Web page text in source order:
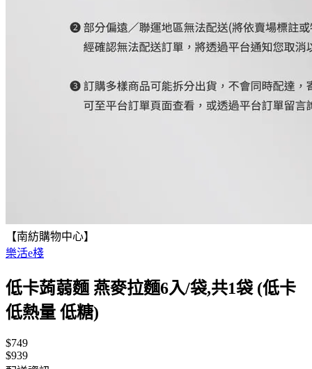
【南紡購物中心】
樂活e棧
低卡蒟蒻麵 燕麥拉麵6入/袋,共1袋 (低卡
低熱量 低糖)
$749
$939